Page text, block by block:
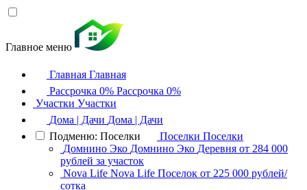
Главное меню
Главная Главная
Рассрочка 0% Рассрочка 0%
Участки Участки
Дома | Дачи Дома | Дачи
Подменю: Поселки
Поселки Поселки
Домнино Эко Домнино Эко Деревня от 284 000
рублей за участок
Nova Life Nova Life Поселок от 225 000 рублей/
сотка